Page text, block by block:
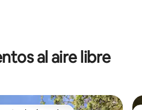
de 5, 220 reseñas
al aire libre